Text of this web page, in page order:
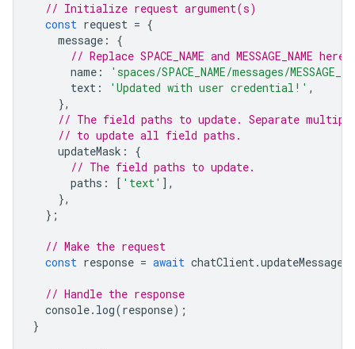
// Initialize request argument(s)
const request = {
message :
{
// Replace SPACE_NAME and MESSAGE_NAME here
name :
'spaces/SPACE_NAME/messages/
text : 'Updated with user credential!' ,
},
// The field paths to update. Separate
// to update all field paths.
updateMask :
{
// The field paths to update.
paths : [ 'text' ],
},
};
// Make the request
const response = await chatClient.updateMessage
// Handle the response
console. log(response);
}